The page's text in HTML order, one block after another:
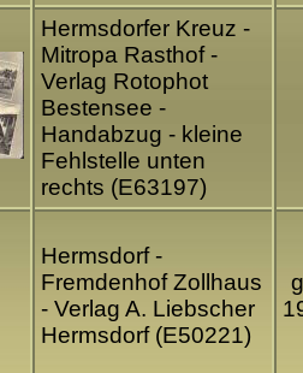
Hermsdorfer Kreuz -
Mitropa Rasthof -
Verlag Rotophot
Bestensee -
Handabzug - kleine
Fehlstelle unten
rechts (E63197)
Hermsdorf -
Fremdenhof Zollhaus
- Verlag A. Liebscher
Hermsdorf (E50221)